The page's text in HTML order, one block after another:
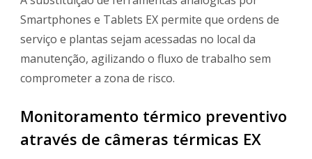
Smartphones e Tablets EX permite que ordens de
serviço e plantas sejam acessadas no local da
manutenção, agilizando o fluxo de trabalho sem
comprometer a zona de risco.
Monitoramento térmico preventivo
através de câmeras térmicas EX